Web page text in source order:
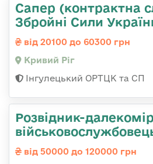
Сапер (контрактна
Збройні Сили
від 20100 до 60300 грн
Кривий Ріг
Інгулецький ОРТЦК та СП
Розвідник-
від 50000 до 120000 грн